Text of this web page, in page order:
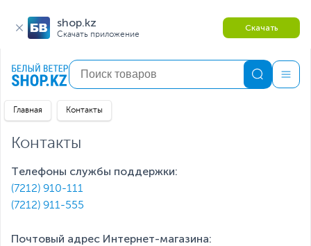
shop.kz
Скачать приложение
Скачать
Главная Контакты
Контакты
Телефоны службы поддержки:
(7212) 910-111
(7212) 911-555
Почтовый адрес Интернет-магазина: